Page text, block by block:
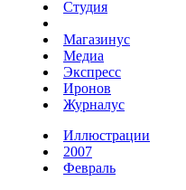
Студия
Магазинус
Медиа
Экспресс
Иронов
Журналус
Иллюстрации
2007
Февраль